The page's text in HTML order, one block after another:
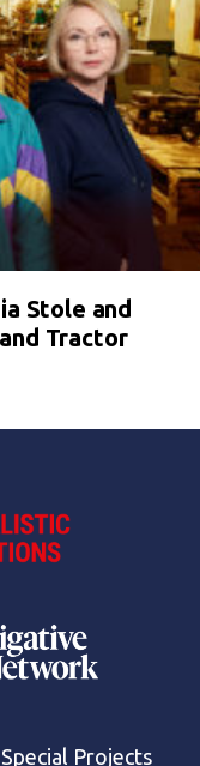
Stole and
Tractor
Special Projects